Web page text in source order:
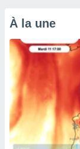
À la une